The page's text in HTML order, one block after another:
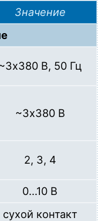
Значение
В, 50 Гц
~3х380 В
2, 3, 4
0…10 В
сухой контакт